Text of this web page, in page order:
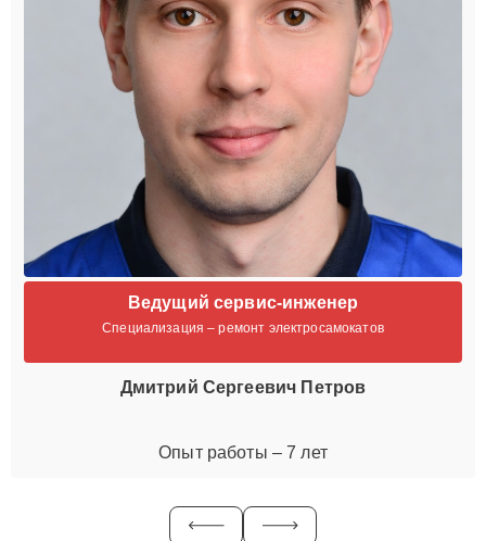
Ведущий сервис-инженер
Специализация – ремонт электросамокатов
Дмитрий Сергеевич Петров
Опыт работы – 7 лет